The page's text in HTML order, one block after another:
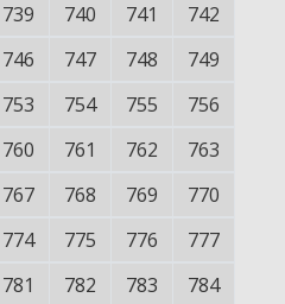
739 740 741
742
746 747 748
749
753 754 755
756
760 761 762
763
767 768 769
770
774 775 776
777
781 782 783
784